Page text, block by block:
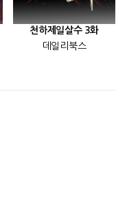
천하제일살수 3화
데일리북스